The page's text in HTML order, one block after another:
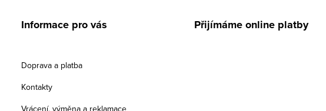
Informace pro vás
Doprava a platba
Kontakty
Vrácení, výměna a reklamace
Přijímáme online platby